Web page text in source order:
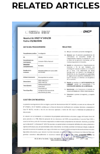
RELATED ARTICLES